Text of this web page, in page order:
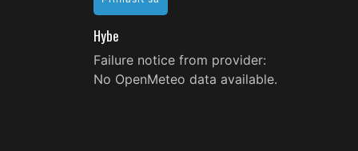
Hybe
Failure notice from provider:
No OpenMeteo data available.